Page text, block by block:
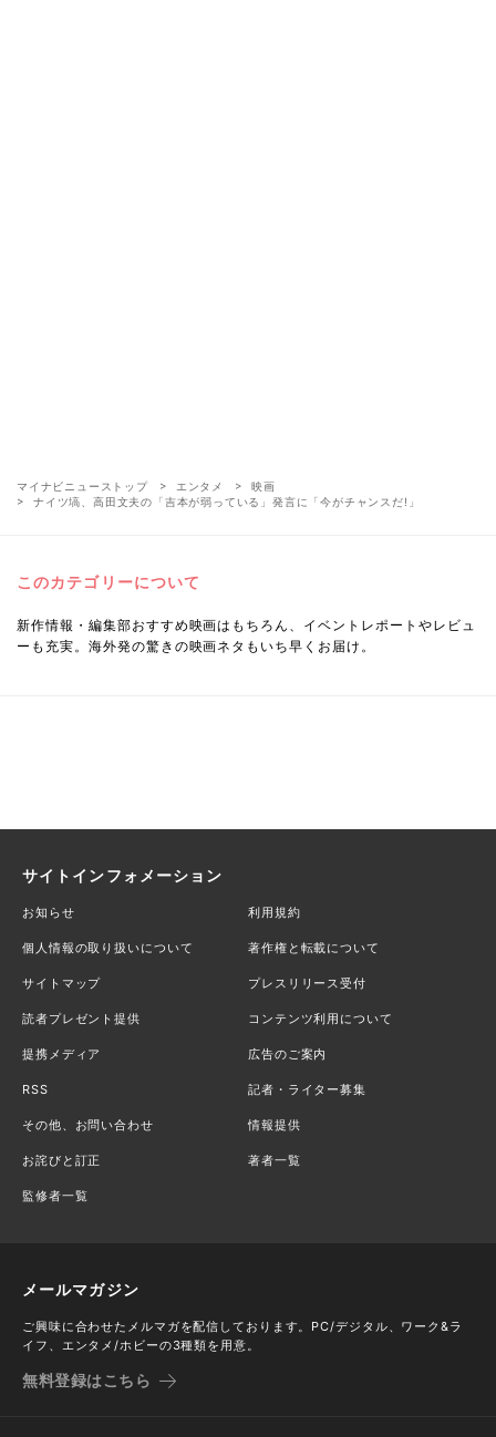
マイナビニューストップ エンタメ
映画
ナイツ塙、高田文夫の「吉本が弱っている」発言に「今がチャンスだ!」
このカテゴリーについて
新作情報・編集部おすすめ映画はもちろん、イベントレポートやレビュ
ーも充実。海外発の驚きの映画ネタもいち早くお届け。
サイトインフォメーション
お知らせ 利用規約
個人情報の取り扱いについて 著作権と転載について
サイトマップ プレスリリース受付
読者プレゼント提供 コンテンツ利用について
提携メディア 広告のご案内
RSS 記者・ライター募集
その他、お問い合わせ 情報提供
お詫びと訂正 著者一覧
監修者一覧
メールマガジン
ご興味に合わせたメルマガを配信しております。PC/デジタル、ワーク&ラ
イフ、エンタメ/ホビーの3種類を用意。
無料登録はこちら